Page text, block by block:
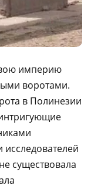
империю
воротами.
в Полинезии
существовала